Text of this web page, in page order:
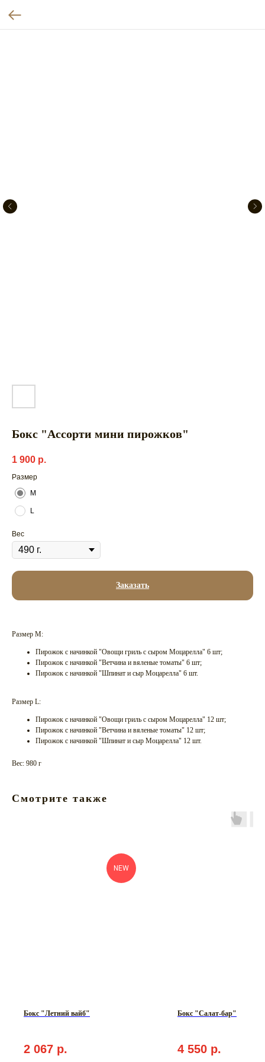
Бокс "Ассорти мини пирожков"
1 900 р.
Размер
М
L
Вес
Заказать
Размер М:
Пирожок с начинкой "Овощи гриль с сыром Моцарелла" 6 шт;
Пирожок с начинкой "Ветчина и вяленые томаты" 6 шт;
Пирожок с начинкой "Шпинат и сыр Моцарелла" 6 шт.
Размер L:
Пирожок с начинкой "Овощи гриль с сыром Моцарелла" 12 шт;
Пирожок с начинкой "Ветчина и вяленые томаты" 12 шт;
Пирожок с начинкой "Шпинат и сыр Моцарелла" 12 шт.
Вес: 980 г
Смотрите также
NEW
Бокс "Летний вайб"
2 067 р.
Бокс "Салат-бар"
4 550 р.